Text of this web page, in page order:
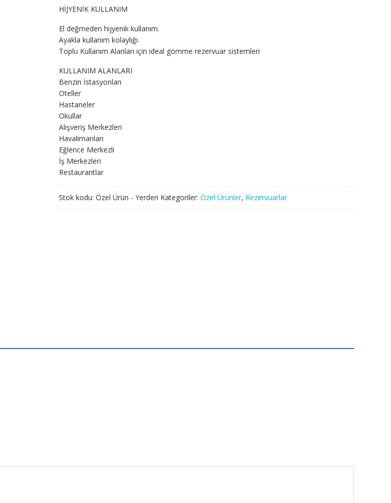
HİJYENİK KULLANIM
El değmeden hijyenik kullanım.
Ayakla kullanım kolaylığı.
Toplu Kullanım Alanları için ideal gömme rezervuar sistemleri
KULLANIM ALANLARI
Benzin İstasyonları
Oteller
Hastaneler
Okullar
Alışveriş Merkezleri
Havalimanları
Eğlence Merkezli
İş Merkezleri
Restaurantlar
Stok kodu: Özel Ürün - Yerden Kategoriler: Özel Ürünler, Rezervuarlar